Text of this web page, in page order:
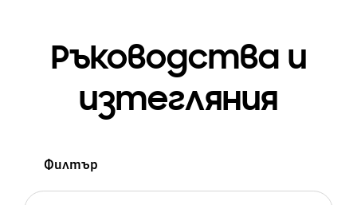
Ръководства и
изтегляния
Филтър